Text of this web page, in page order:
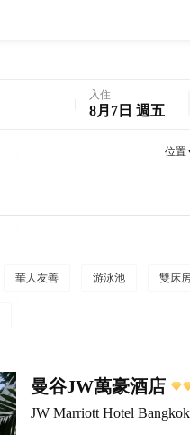
入住
8月7日 週五
位置
華人友善 游泳池 雙床
曼谷JW萬豪酒店
JW Marriott Hotel Bangkok